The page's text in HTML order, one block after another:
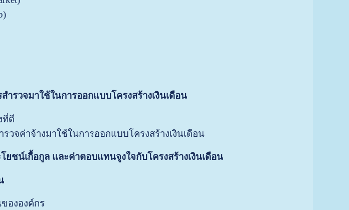
ำรวจมาใช้ในการออกแบบโครงสร้างเงินเดือน
ที่ดี
วจค่าจ้างมาใช้ในการออกแบบโครงสร้างเงินเดือน
ชน์เกื้อกูล และค่าตอบแทนจูงใจกับโครงสร้างเงินเดือน
ององค์กร